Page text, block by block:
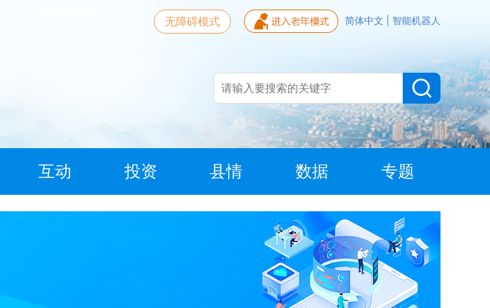
简体中文 智能机器人
无障碍模式
互动 投资 县情 数据 专题